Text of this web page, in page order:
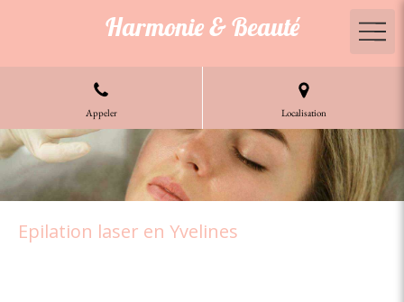
Harmonie & Beauté
Appeler Localisation
Epilation laser en Yvelines